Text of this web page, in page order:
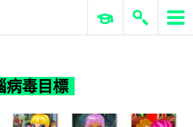
腦病毒目標
ERP 與商業 AI
病毒目標